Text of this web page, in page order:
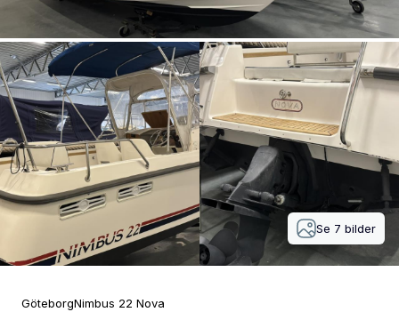
Se 7 bilder
GöteborgNimbus 22 Nova